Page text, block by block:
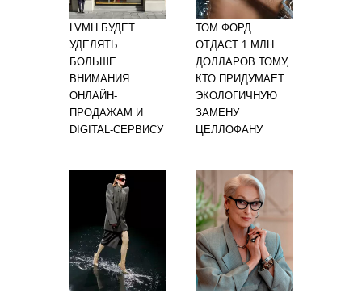
LVMH БУДЕТ
УДЕЛЯТЬ
БОЛЬШЕ
ВНИМАНИЯ
ОНЛАЙН-
ПРОДАЖАМ И
DIGITAL-СЕРВИСУ
ТОМ ФОРД
ОТДАСТ 1 МЛН
ДОЛЛАРОВ ТОМУ,
КТО ПРИДУМАЕТ
ЭКОЛОГИЧНУЮ
ЗАМЕНУ
ЦЕЛЛОФАНУ